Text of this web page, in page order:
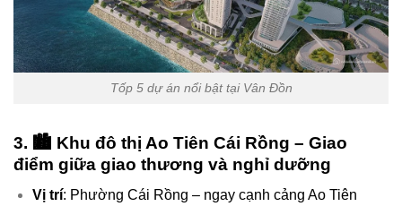
Tốp 5 dự án nổi bật tại Vân Đồn
3. 🏙️ Khu đô thị Ao Tiên Cái Rồng – Giao
điểm giữa giao thương và nghỉ dưỡng
Vị trí: Phường Cái Rồng – ngay cạnh cảng Ao Tiên